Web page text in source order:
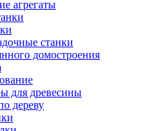
агрегаты
станки
домостроения
для древесины
дереву